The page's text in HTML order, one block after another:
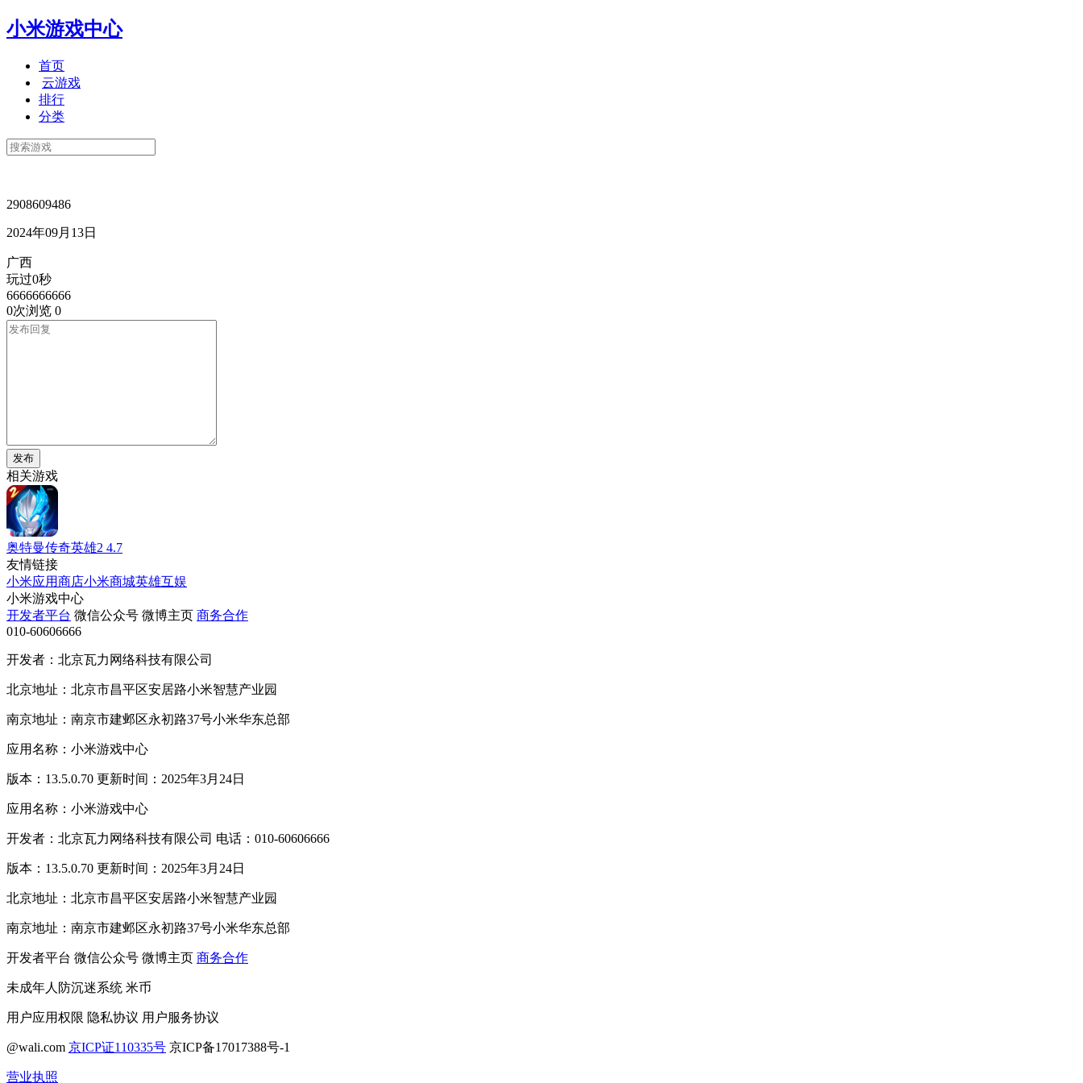
小米游戏中心
首页
云游戏
排行
分类
2908609486
2024年09月13日
广西
玩过0秒
6666666666
0次浏览 0
发布
相关游戏
奥特曼传奇英雄2 4.7
友情链接
小米应用商店小米商城英雄互娱
小米游戏中心
开发者平台 微信公众号 微博主页 商务合作
010-60606666
开发者：北京瓦力网络科技有限公司
北京地址：北京市昌平区安居路小米智慧产业园
南京地址：南京市建邺区永初路37号小米华东总部
应用名称：小米游戏中心
版本：13.5.0.70 更新时间：2025年3月24日
应用名称：小米游戏中心
开发者：北京瓦力网络科技有限公司 电话：010-60606666
版本：13.5.0.70 更新时间：2025年3月24日
北京地址：北京市昌平区安居路小米智慧产业园
南京地址：南京市建邺区永初路37号小米华东总部
开发者平台 微信公众号 微博主页 商务合作
未成年人防沉迷系统 米币
用户应用权限 隐私协议 用户服务协议
@wali.com 京ICP证110335号 京ICP备17017388号-1
营业执照